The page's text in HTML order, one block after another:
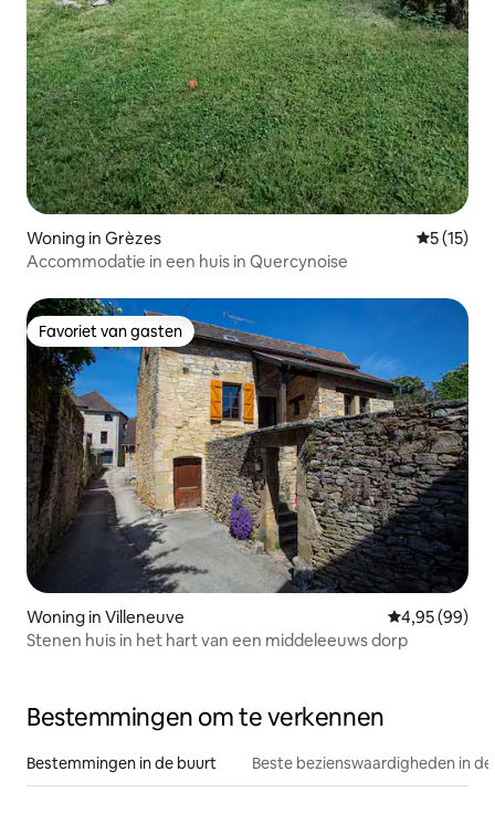
Woning in Grèzes
5 (15)
Accommodatie in een huis in Quercynoise
Favoriet van gasten
Favoriet van gasten
Woning in Villeneuve Gemiddelde
4,95 (99)
Stenen huis in het hart van een middeleeuws dorp
Bestemmingen om te verkennen
Bestemmingen in de buurt Beste bezienswaardigheden in